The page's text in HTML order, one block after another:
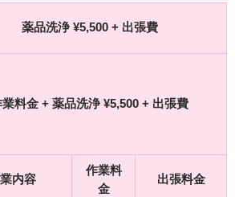
薬品洗浄 ¥5,500 + 出張費
業料金 + 薬品洗浄 ¥5,500 + 出張費
内容
作業料
金
出張料金